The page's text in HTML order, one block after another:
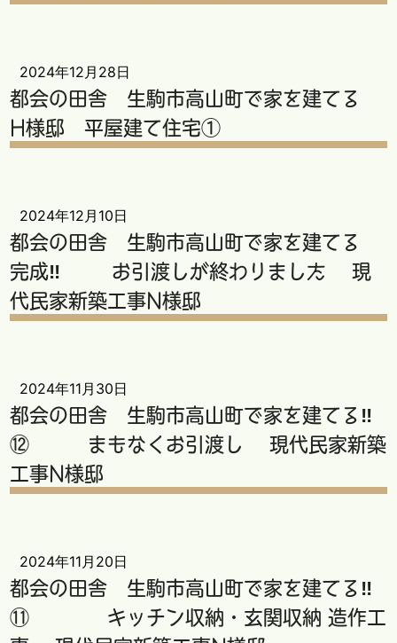
2024年12月28日
都会の田舎 生駒市高山町で家を建てる
H様邸 平屋建て住宅①
2024年12月10日
都会の田舎 生駒市高山町で家を建てる
完成‼ お引渡しが終わりました 現
代民家新築工事N様邸
2024年11月30日
都会の田舎 生駒市高山町で家を建てる‼
⑫ まもなくお引渡し 現代民家新築
工事N様邸
2024年11月20日
都会の田舎 生駒市高山町で家を建てる‼
⑪ キッチン収納・玄関収納 造作工